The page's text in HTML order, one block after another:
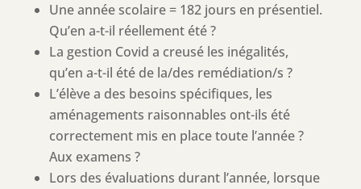
Une année scolaire = 182 jours en présentiel.
Qu’en a-t-il réellement été ?
La gestion Covid a creusé les inégalités,
qu’en a-t-il été de la/des remédiation/s ?
L’élève a des besoins spécifiques, les
aménagements raisonnables ont-ils été
correctement mis en place toute l’année ?
Aux examens ?
Lors des évaluations durant l’année, lorsque